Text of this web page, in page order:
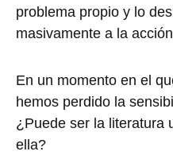
problema propio y lo
masivamente a la
En un momento en el
hemos perdido la
¿Puede ser la literatura
ella?